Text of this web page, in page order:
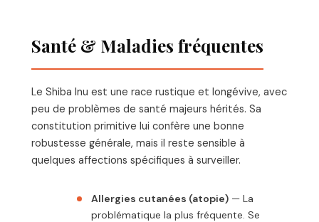
Santé & Maladies fréquentes
Le Shiba Inu est une race rustique et longévive, avec
peu de problèmes de santé majeurs hérités. Sa
constitution primitive lui confère une bonne
robustesse générale, mais il reste sensible à
quelques affections spécifiques à surveiller.
Allergies cutanées (atopie)— La
problématique la plus fréquente. Se